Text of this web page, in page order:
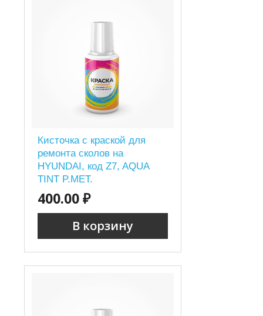
Кисточка с краской для
ремонта сколов на
HYUNDAI, код Z7, AQUA
TINT P.MET.
400.00 ₽
В корзину